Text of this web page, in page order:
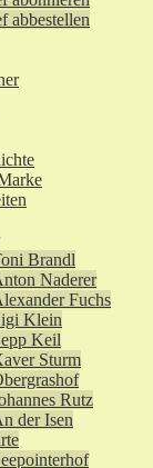
abbestellen
Brandl
Naderer
Fuchs
Klein
Keil
Sturm
Rutz
der Isen